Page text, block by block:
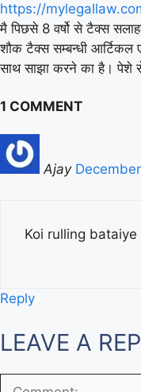
https://
मै पिछसे 8 वर्षो से टैक्स
शौक टैक्स सम्बन्धी आर्टिकल
साथ साझा करने का है। पेशे
1 COMMENT
Ajay
Koi rulling bataiye
Reply
LEAVE A